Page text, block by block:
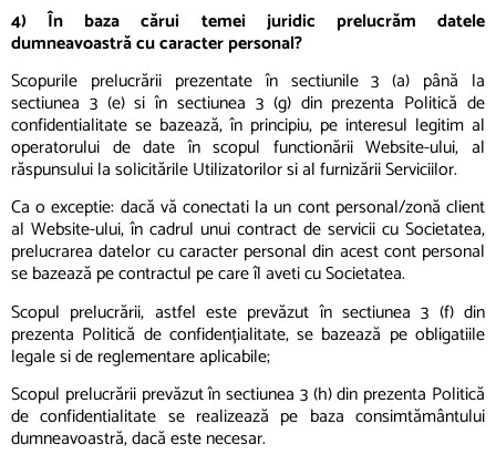
4) În baza cărui temei juridic prelucrăm datele
dumneavoastră cu caracter personal?
Scopurile prelucrării prezentate în sectiunile 3 (a) până la
sectiunea 3 (e) si în sectiunea 3 (g) din prezenta Politică de
confidentialitate se bazează, în principiu, pe interesul legitim al
operatorului de date în scopul functionării Website-ului, al
răspunsului la solicitările Utilizatorilor si al furnizării Serviciilor.
Ca o exceptie: dacă vă conectati la un cont personal/zonă client
al Website-ului, în cadrul unui contract de servicii cu Societatea,
prelucrarea datelor cu caracter personal din acest cont personal
se bazează pe contractul pe care îl aveti cu Societatea.
Scopul prelucrării, astfel este prevăzut în sectiunea 3 (f) din
prezenta Politică de confidențialitate, se bazează pe obligatiile
legale si de reglementare aplicabile;
Scopul prelucrării prevăzut în sectiunea 3 (h) din prezenta Politică
de confidentialitate se realizează pe baza consimtământului
dumneavoastră, dacă este necesar.